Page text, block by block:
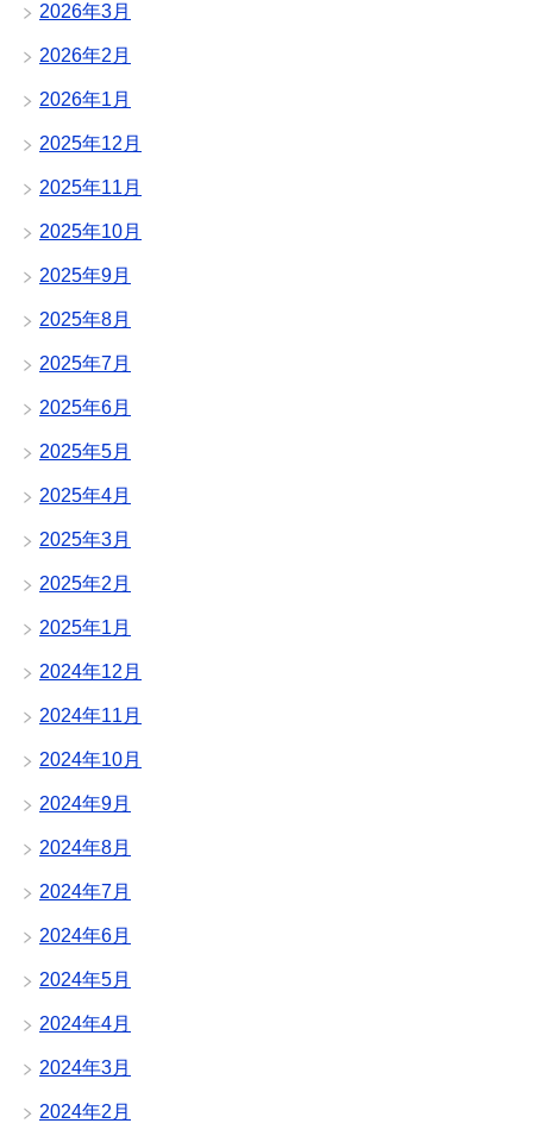
2026年3月
2026年2月
2026年1月
2025年12月
2025年11月
2025年10月
2025年9月
2025年8月
2025年7月
2025年6月
2025年5月
2025年4月
2025年3月
2025年2月
2025年1月
2024年12月
2024年11月
2024年10月
2024年9月
2024年8月
2024年7月
2024年6月
2024年5月
2024年4月
2024年3月
2024年2月